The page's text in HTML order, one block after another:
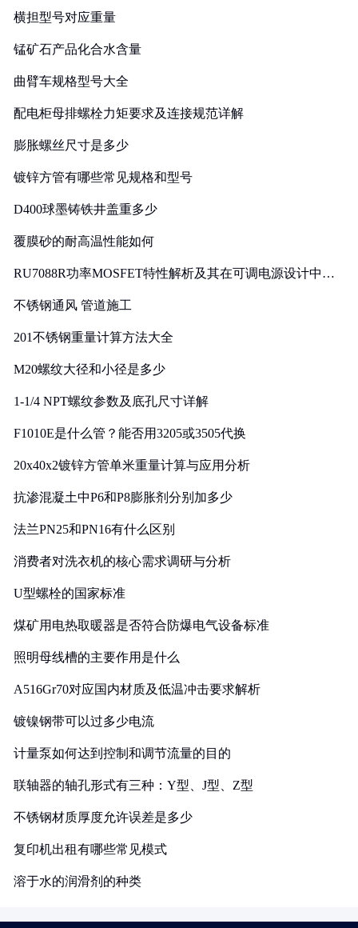
横担型号对应重量
锰矿石产品化合水含量
曲臂车规格型号大全
配电柜母排螺栓力矩要求及连接规范详解
膨胀螺丝尺寸是多少
镀锌方管有哪些常见规格和型号
D400球墨铸铁井盖重多少
覆膜砂的耐高温性能如何
RU7088R功率MOSFET特性解析及其在可调电源设计中的
不锈钢通风 管道施工
201不锈钢重量计算方法大全
M20螺纹大径和小径是多少
1-1/4 NPT螺纹参数及底孔尺寸详解
F1010E是什么管？能否用3205或3505代换
20x40x2镀锌方管单米重量计算与应用分析
抗渗混凝土中P6和P8膨胀剂分别加多少
法兰PN25和PN16有什么区别
消费者对洗衣机的核心需求调研与分析
U型螺栓的国家标准
煤矿用电热取暖器是否符合防爆电气设备标准
照明母线槽的主要作用是什么
A516Gr70对应国内材质及低温冲击要求解析
镀镍钢带可以过多少电流
计量泵如何达到控制和调节流量的目的
联轴器的轴孔形式有三种：Y型、J型、Z型
不锈钢材质厚度允许误差是多少
复印机出租有哪些常见模式
溶于水的润滑剂的种类